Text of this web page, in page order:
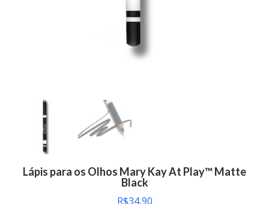
Lápis para os Olhos Mary Kay At Play™ Matte
Black
R$34,90